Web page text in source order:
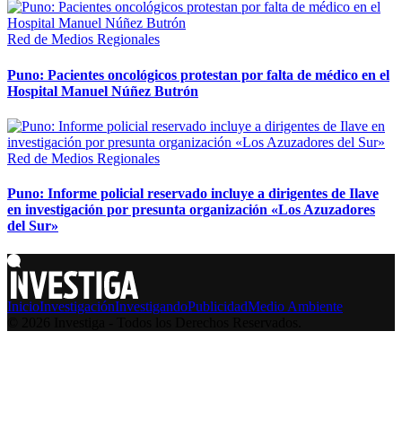
Red de Medios Regionales
Puno: Pacientes oncológicos protestan por falta de médico en el
Hospital Manuel Núñez Butrón
Red de Medios Regionales
Puno: Informe policial reservado incluye a dirigentes de Ilave
en investigación por presunta organización «Los Azuzadores
del Sur»
InicioInvestigaciónInvestigandoPublicidadMedio Ambiente